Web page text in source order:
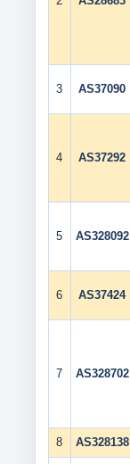
3 AS37090
4 AS37292
5 AS328092
6 AS37424
7 AS328702
8 AS328138